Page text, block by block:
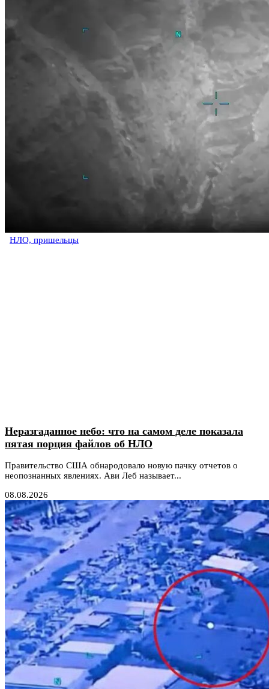
НЛО, пришельцы
Неразгаданное небо: что на самом деле показала
пятая порция файлов об НЛО
Правительство США обнародовало новую пачку отчетов о
неопознанных явлениях. Ави Леб называет...
08.08.2026